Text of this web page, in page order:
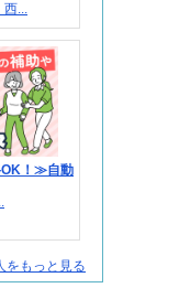
西...
！≫自動
をもっと見る